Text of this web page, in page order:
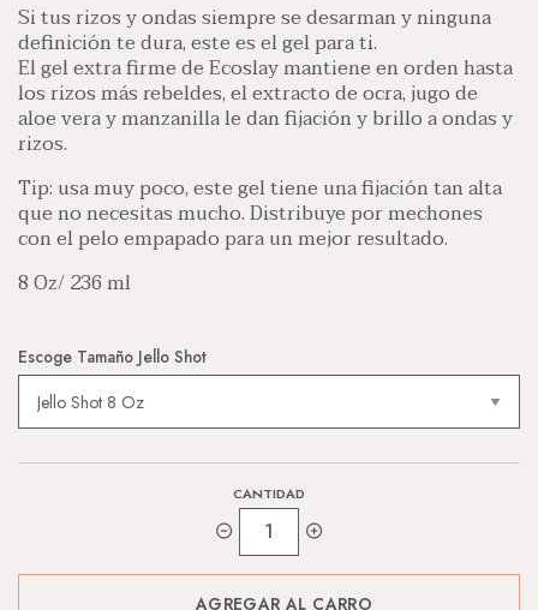
Si tus rizos y ondas siempre se desarman y ninguna
definición te dura, este es el gel para ti.
El gel extra firme de Ecoslay mantiene en orden hasta
los rizos más rebeldes, el extracto de ocra, jugo de
aloe vera y manzanilla le dan fijación y brillo a ondas y
rizos.
Tip: usa muy poco, este gel tiene una fijación tan alta
que no necesitas mucho. Distribuye por mechones
con el pelo empapado para un mejor resultado.
8 Oz/ 236 ml
Escoge Tamaño Jello Shot
CANTIDAD
1